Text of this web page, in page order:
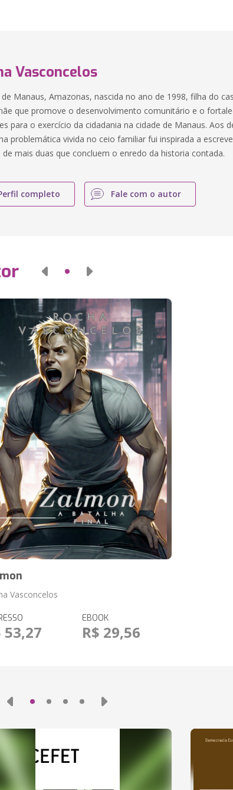
Vasconcelos
Manaus, Amazonas, nascida no ano de 1998, filha do
que promove o desenvolvimento comunitário e o
para o exercício da cidadania na cidade de Manaus. Aos
problemática vivida no ceio familiar fui inspirada a
de mais duas que concluem o enredo da historia contada.
completo Fale com o autor
Vasconcelos
53,27
EBOOK
R$ 29,56